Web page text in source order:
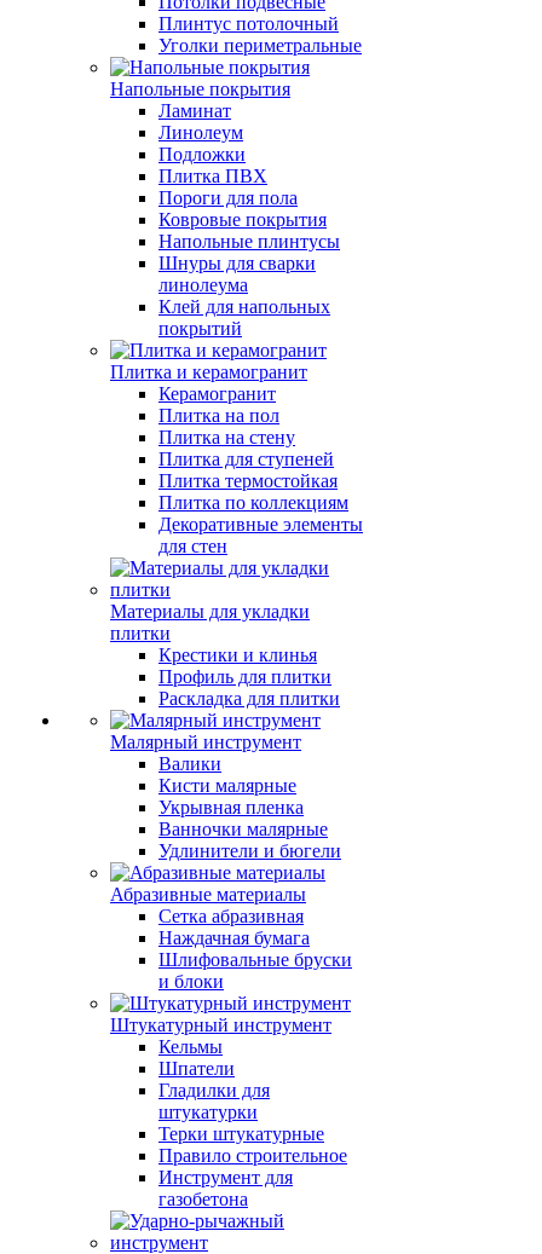
Плинтус потолочный
Уголки периметральные
Напольные покрытия
Ламинат
Линолеум
Подложки
Плитка ПВХ
Пороги для пола
Ковровые покрытия
Напольные плинтусы
Шнуры для сварки
линолеума
Клей для напольных
покрытий
Плитка и керамогранит
Керамогранит
Плитка на пол
Плитка на стену
Плитка для ступеней
Плитка термостойкая
Плитка по коллекциям
Декоративные элементы
для стен
Материалы для укладки
плитки
Крестики и клинья
Профиль для плитки
Раскладка для плитки
Малярный инструмент
Валики
Кисти малярные
Укрывная пленка
Ванночки малярные
Удлинители и бюгели
Абразивные материалы
Сетка абразивная
Наждачная бумага
Шлифовальные бруски
и блоки
Штукатурный инструмент
Кельмы
Шпатели
Гладилки для
штукатурки
Терки штукатурные
Правило строительное
Инструмент для
газобетона